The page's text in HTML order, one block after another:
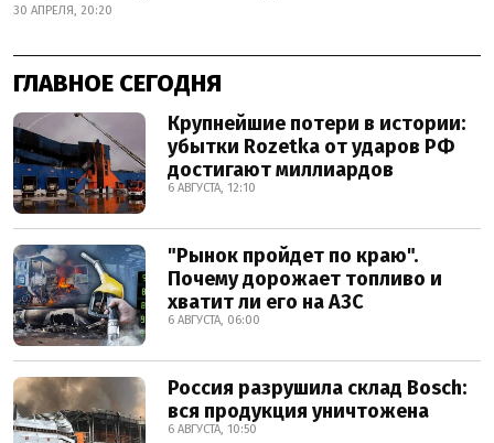
30 АПРЕЛЯ, 20:20
ГЛАВНОЕ СЕГОДНЯ
Крупнейшие потери в истории:
убытки Rozetka от ударов РФ
достигают миллиардов
6 АВГУСТА, 12:10
"Рынок пройдет по краю".
Почему дорожает топливо и
хватит ли его на АЗС
6 АВГУСТА, 06:00
Россия разрушила склад Bosch:
вся продукция уничтожена
6 АВГУСТА, 10:50